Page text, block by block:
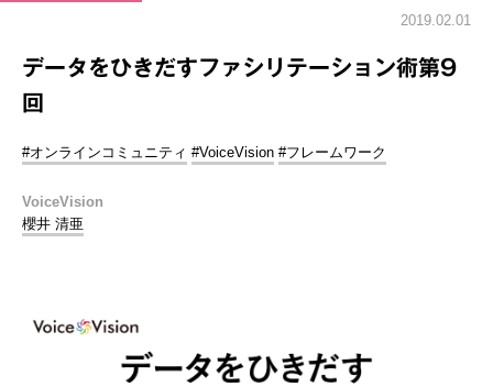
2019.02.01
データをひきだすファシリテーション術第9
回
#オンラインコミュニティ #VoiceVision #フレームワーク
VoiceVision
櫻井 清亜